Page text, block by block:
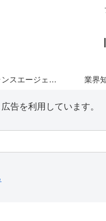
フリーランスエージェント 業界
告を利用しています。